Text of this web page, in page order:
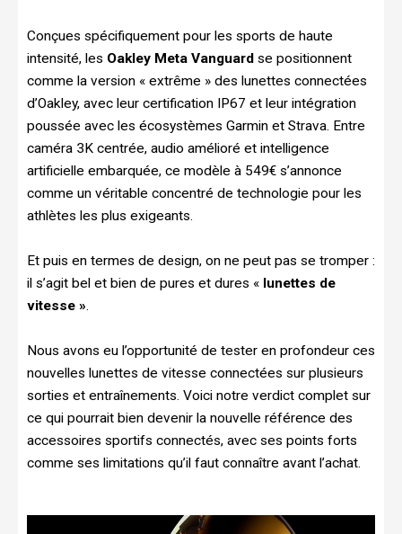
Conçues spécifiquement pour les sports de haute
intensité, les Oakley Meta Vanguard se positionnent
comme la version « extrême » des lunettes connectées
d’Oakley, avec leur certification IP67 et leur intégration
poussée avec les écosystèmes Garmin et Strava. Entre
caméra 3K centrée, audio amélioré et intelligence
artificielle embarquée, ce modèle à 549€ s’annonce
comme un véritable concentré de technologie pour les
athlètes les plus exigeants.
Et puis en termes de design, on ne peut pas se tromper :
il s’agit bel et bien de pures et dures « lunettes de
vitesse ».
Nous avons eu l’opportunité de tester en profondeur ces
nouvelles lunettes de vitesse connectées sur plusieurs
sorties et entraînements. Voici notre verdict complet sur
ce qui pourrait bien devenir la nouvelle référence des
accessoires sportifs connectés, avec ses points forts
comme ses limitations qu’il faut connaître avant l’achat.